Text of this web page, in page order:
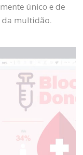
único e de
da multidão.